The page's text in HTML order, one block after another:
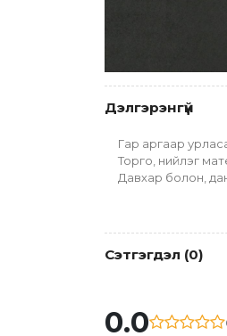
Дэлгэрэнгүй
Гар аргаар
Торго, нийлэг
Давхар болон,
Сэтгэгдэл (0)
0.0